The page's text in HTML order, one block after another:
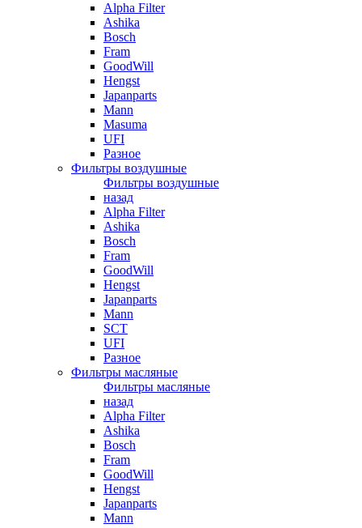
Alpha Filter
Ashika
Bosch
Fram
GoodWill
Hengst
Japanparts
Mann
Masuma
UFI
Разное
Фильтры воздушные
Фильтры воздушные
назад
Alpha Filter
Ashika
Bosch
Fram
GoodWill
Hengst
Japanparts
Mann
SCT
UFI
Разное
Фильтры масляные
Фильтры масляные
назад
Alpha Filter
Ashika
Bosch
Fram
GoodWill
Hengst
Japanparts
Mann